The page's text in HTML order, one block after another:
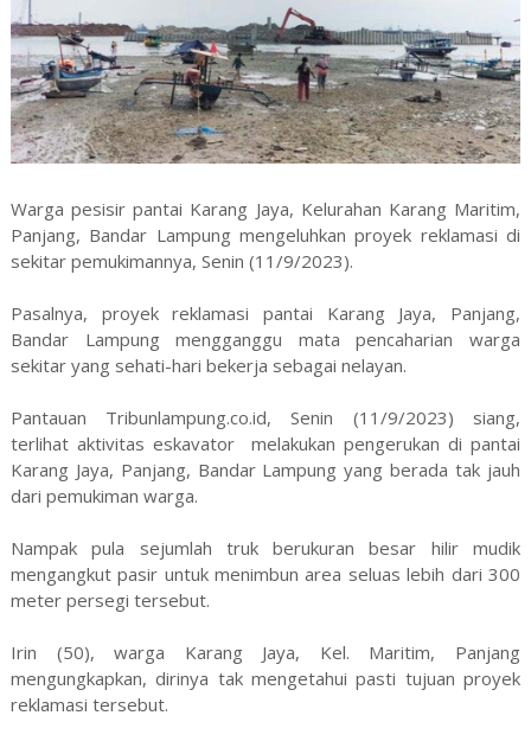
Warga pesisir pantai Karang Jaya, Kelurahan Karang Maritim,
Panjang, Bandar Lampung mengeluhkan proyek reklamasi di
sekitar pemukimannya, Senin (11/9/2023).
Pasalnya, proyek reklamasi pantai Karang Jaya, Panjang,
Bandar Lampung mengganggu mata pencaharian warga
sekitar yang sehati-hari bekerja sebagai nelayan.
Pantauan Tribunlampung.co.id, Senin (11/9/2023) siang,
terlihat aktivitas eskavator melakukan pengerukan di pantai
Karang Jaya, Panjang, Bandar Lampung yang berada tak jauh
dari pemukiman warga.
Nampak pula sejumlah truk berukuran besar hilir mudik
mengangkut pasir untuk menimbun area seluas lebih dari 300
meter persegi tersebut.
Irin (50), warga Karang Jaya, Kel. Maritim, Panjang
mengungkapkan, dirinya tak mengetahui pasti tujuan proyek
reklamasi tersebut.